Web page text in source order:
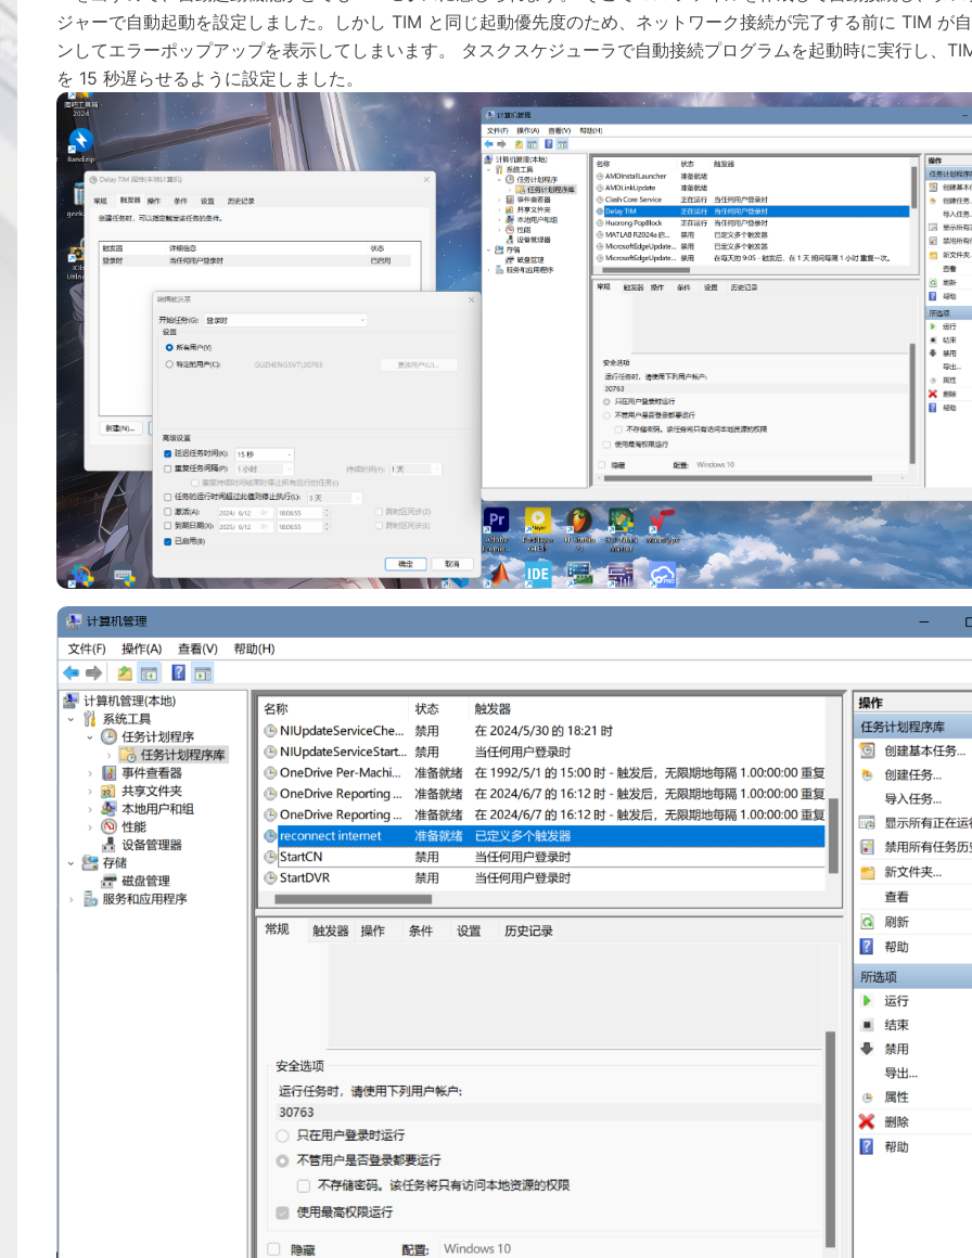
ジャーで自動起動を設定しました。しかし TIM と同じ起動優先度のため、ネットワーク接続が完了する前に TIM が
ンしてエラーポップアップを表示してしまいます。 タスクスケジューラで自動接続プログラムを起動時に実行し、
を 15 秒遅らせるように設定しました。